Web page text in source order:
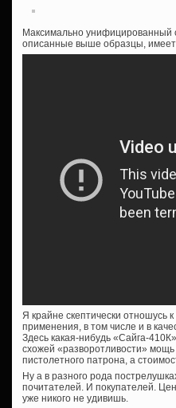
Максимально унифицированный
описанные выше образцы, имеет
Я крайне скептически отношусь
применения, в том числе и в
Здесь какая-нибудь «Сайга-
схожей «разворотливости»
пистолетного патрона, а
Ну а в разного рода
почитателей. И покупателей.
уже никого не удивишь.